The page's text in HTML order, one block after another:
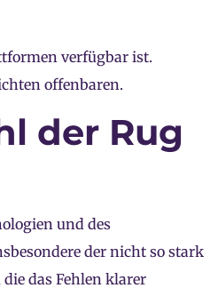
verfügbar ist.
offenbaren.
der Rug
und des
der nicht so stark
das Fehlen klarer